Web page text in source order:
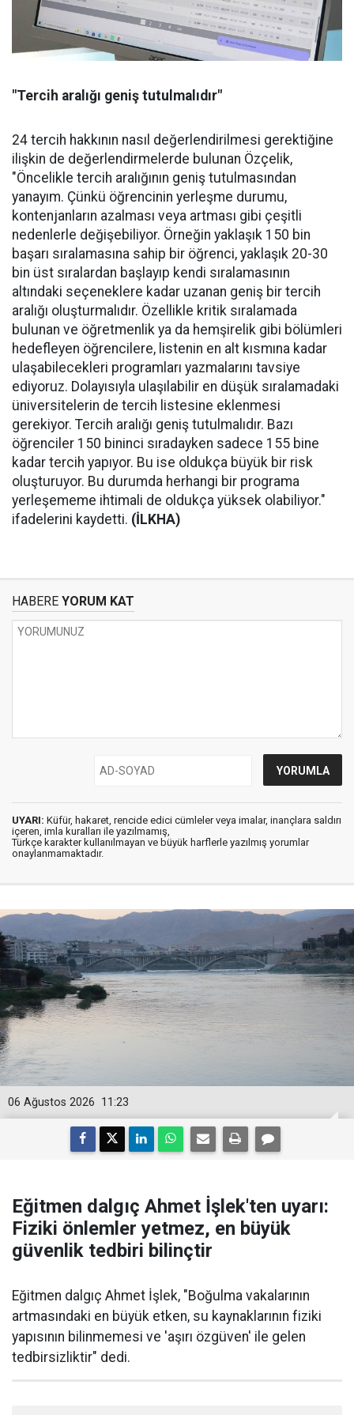
"Tercih aralığı geniş tutulmalıdır"
24 tercih hakkının nasıl değerlendirilmesi gerektiğine
ilişkin de değerlendirmelerde bulunan Özçelik,
"Öncelikle tercih aralığının geniş tutulmasından
yanayım. Çünkü öğrencinin yerleşme durumu,
kontenjanların azalması veya artması gibi çeşitli
nedenlerle değişebiliyor. Örneğin yaklaşık 150 bin
başarı sıralamasına sahip bir öğrenci, yaklaşık 20-30
bin üst sıralardan başlayıp kendi sıralamasının
altındaki seçeneklere kadar uzanan geniş bir tercih
aralığı oluşturmalıdır. Özellikle kritik sıralamada
bulunan ve öğretmenlik ya da hemşirelik gibi bölümleri
hedefleyen öğrencilere, listenin en alt kısmına kadar
ulaşabilecekleri programları yazmalarını tavsiye
ediyoruz. Dolayısıyla ulaşılabilir en düşük sıralamadaki
üniversitelerin de tercih listesine eklenmesi
gerekiyor. Tercih aralığı geniş tutulmalıdır. Bazı
öğrenciler 150 bininci sıradayken sadece 155 bine
kadar tercih yapıyor. Bu ise oldukça büyük bir risk
oluşturuyor. Bu durumda herhangi bir programa
yerleşememe ihtimali de oldukça yüksek olabiliyor."
ifadelerini kaydetti. (İLKHA)
HABERE YORUM KAT
UYARI: Küfür, hakaret, rencide edici cümleler veya imalar, inançlara saldırı
içeren, imla kuralları ile yazılmamış,
Türkçe karakter kullanılmayan ve büyük harflerle yazılmış yorumlar
onaylanmamaktadır.
11:23
06 Ağustos 2026
Eğitmen dalgıç Ahmet İşlek'ten uyarı:
Fiziki önlemler yetmez, en büyük
güvenlik tedbiri bilinçtir
Eğitmen dalgıç Ahmet İşlek, "Boğulma vakalarının
artmasındaki en büyük etken, su kaynaklarının fiziki
yapısının bilinmemesi ve 'aşırı özgüven' ile gelen
tedbirsizliktir" dedi.